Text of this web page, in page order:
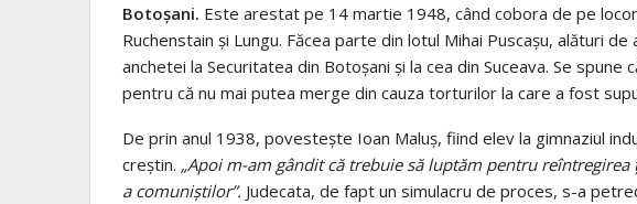
Botoșani. Este arestat pe 14 martie 1948, când cobora de pe
Ruchenstain și Lungu. Făcea parte din lotul Mihai Puscașu, alături
anchetei la Securitatea din Botoșani și la cea din Suceava. Se
pentru că nu mai putea merge din cauza torturilor la care a fost
De prin anul 1938, povestește Ioan Maluș, fiind elev la gimnaziul
creștin. „Apoi m-am gândit că trebuie să luptăm pentru
a comuniștilor”. Judecata, de fapt un simulacru de proces, s-a